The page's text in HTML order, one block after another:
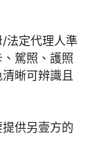
法定代理人準
駕照、護照
晰可辨識且
供另壹方的